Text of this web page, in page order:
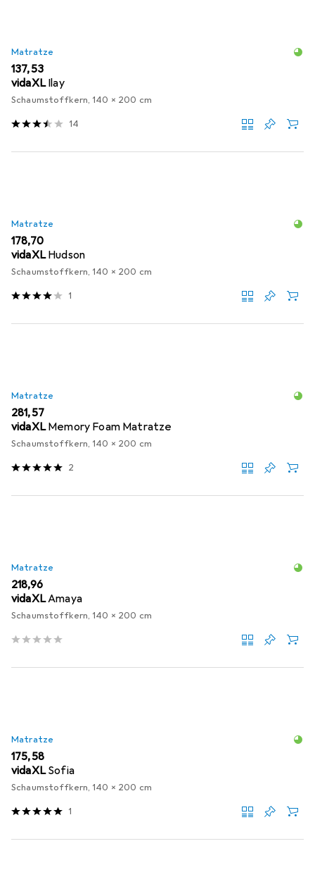
Matratze
EUR
137,53
vidaXL Ilay
Schaumstoffkern, 140 x 200 cm
14
Matratze
EUR
178,70
vidaXL Hudson
Schaumstoffkern, 140 x 200 cm
1
Matratze
EUR
281,57
vidaXL Memory Foam Matratze
Schaumstoffkern, 140 x 200 cm
2
Matratze
EUR
218,96
vidaXLAmaya
Schaumstoffkern, 140 x 200 cm
Matratze
EUR
175,58
vidaXL Sofia
Schaumstoffkern, 140 x 200 cm
1